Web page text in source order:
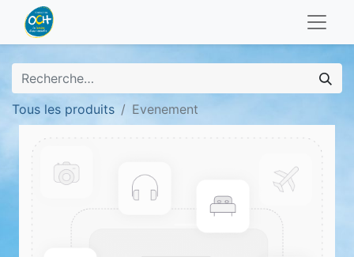
Tous les produits Evenement